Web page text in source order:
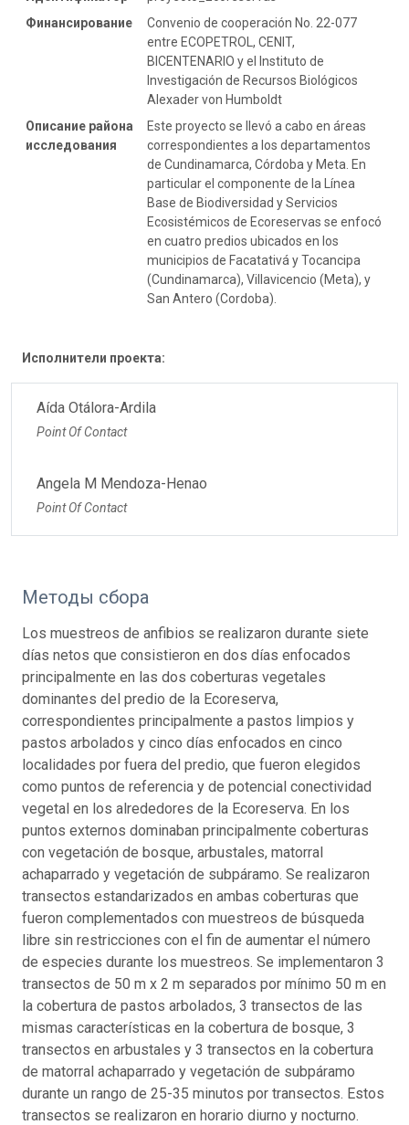
Финансирование
Convenio de cooperación No. 22-077
entre ECOPETROL, CENIT,
BICENTENARIO y el Instituto de
Investigación de Recursos Biológicos
Alexader von Humboldt
Описание района
исследования
Este proyecto se llevó a cabo en áreas
correspondientes a los departamentos
de Cundinamarca, Córdoba y Meta. En
particular el componente de la Línea
Base de Biodiversidad y Servicios
Ecosistémicos de Ecoreservas se enfocó
en cuatro predios ubicados en los
municipios de Facatativá y Tocancipa
(Cundinamarca), Villavicencio (Meta), y
San Antero (Cordoba).
Исполнители проекта:
Aída Otálora-Ardila
Point Of Contact
Angela M Mendoza-Henao
Point Of Contact
Методы сбора
Los muestreos de anfibios se realizaron durante siete
días netos que consistieron en dos días enfocados
principalmente en las dos coberturas vegetales
dominantes del predio de la Ecoreserva,
correspondientes principalmente a pastos limpios y
pastos arbolados y cinco días enfocados en cinco
localidades por fuera del predio, que fueron elegidos
como puntos de referencia y de potencial conectividad
vegetal en los alrededores de la Ecoreserva. En los
puntos externos dominaban principalmente coberturas
con vegetación de bosque, arbustales, matorral
achaparrado y vegetación de subpáramo. Se realizaron
transectos estandarizados en ambas coberturas que
fueron complementados con muestreos de búsqueda
libre sin restricciones con el fin de aumentar el número
de especies durante los muestreos. Se implementaron 3
transectos de 50 m x 2 m separados por mínimo 50 m en
la cobertura de pastos arbolados, 3 transectos de las
mismas características en la cobertura de bosque, 3
transectos en arbustales y 3 transectos en la cobertura
de matorral achaparrado y vegetación de subpáramo
durante un rango de 25-35 minutos por transectos. Estos
transectos se realizaron en horario diurno y nocturno.